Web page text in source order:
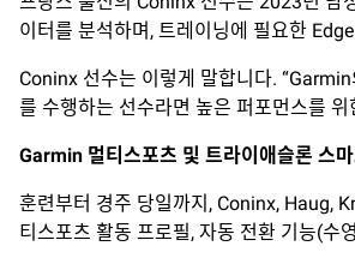
이터를 분석하며, 트레이닝에 필요한
Coninx 선수는 이렇게 말합니다.
를 수행하는 선수라면 높은 퍼포먼스를
Garmin 멀티스포츠 및 트라이애슬론 스
훈련부터 경주 당일까지, Coninx, Haug,
티스포츠 활동 프로필, 자동 전환 기능(수